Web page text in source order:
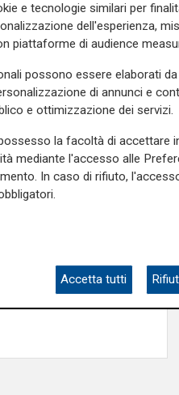
e studenti. La
l'arrivo dellacassa
dal lavoro e il
governo a causa della
Liguria seguiteci sul
e suFacebook.
e tecnologie similari per
dell'esperienza,
piattaforme di audience
possono essere elaborati
di annunci e
e ottimizzazione dei servizi.
la facoltà di accettare
mediante l'accesso alle
In caso di rifiuto,
Accetta tutti